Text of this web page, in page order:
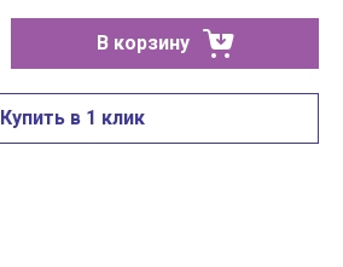
В корзину
Купить в 1 клик